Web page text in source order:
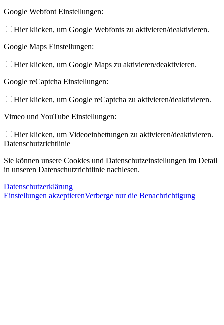
Google Webfont Einstellungen:
Hier klicken, um Google Webfonts zu aktivieren/deaktivieren.
Google Maps Einstellungen:
Hier klicken, um Google Maps zu aktivieren/deaktivieren.
Google reCaptcha Einstellungen:
Hier klicken, um Google reCaptcha zu aktivieren/deaktivieren.
Vimeo und YouTube Einstellungen:
Hier klicken, um Videoeinbettungen zu aktivieren/deaktivieren.
Datenschutzrichtlinie
Sie können unsere Cookies und Datenschutzeinstellungen im Detail
in unseren Datenschutzrichtlinie nachlesen.
Datenschutzerklärung
Einstellungen akzeptierenVerberge nur die Benachrichtigung